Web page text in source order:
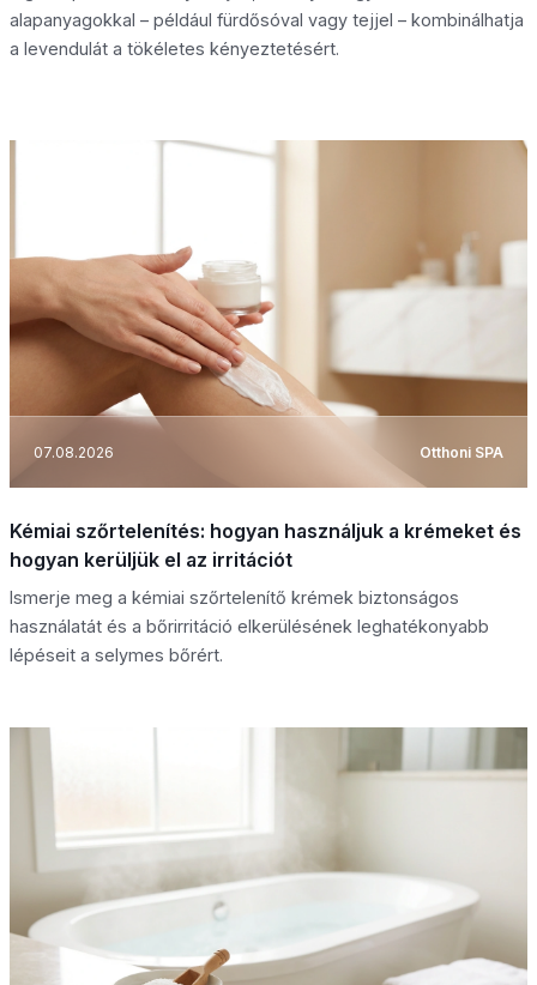
alapanyagokkal – például fürdősóval vagy tejjel – kombinálhatja
a levendulát a tökéletes kényeztetésért.
07.08.2026 Otthoni SPA
Kémiai szőrtelenítés: hogyan használjuk a krémeket és
hogyan kerüljük el az irritációt
Ismerje meg a kémiai szőrtelenítő krémek biztonságos
használatát és a bőrirritáció elkerülésének leghatékonyabb
lépéseit a selymes bőrért.